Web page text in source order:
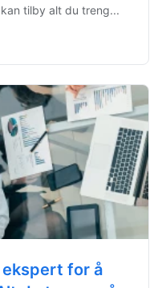
tilby alt du treng...
for å